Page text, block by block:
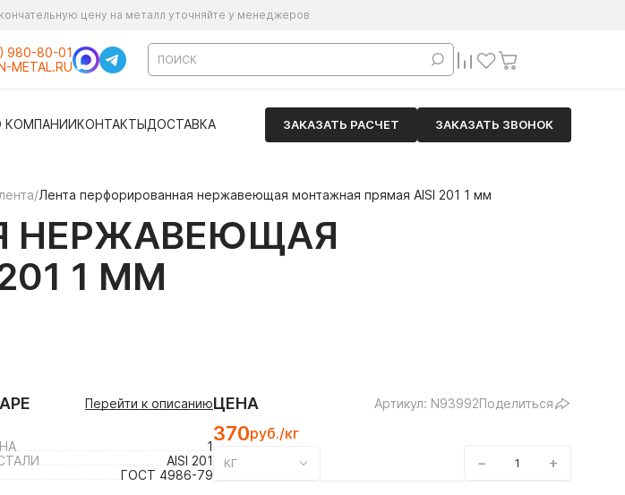
цену на металл уточняйте у менеджеров
980-80-01
METAL.RU
КОМПАНИИКОНТАКТЫДОСТАВКА ЗАКАЗАТЬ РАСЧЕТ ЗАКАЗАТЬ ЗВОНОК
/Лента перфорированная нержавеющая монтажная прямая AISI 201 1 мм
НЕРЖАВЕЮЩАЯ
1 ММ
Перейти к описанию
1
AISI 201
ГОСТ 4986-79
ЦЕНА Артикул: N93992Поделиться
370руб./кг
КГ − +